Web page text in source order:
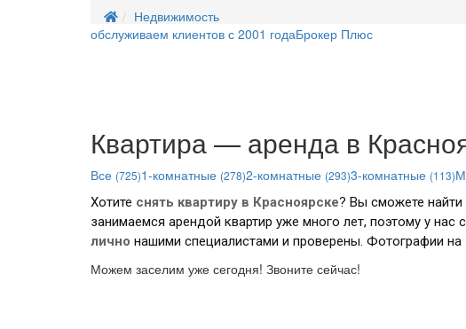
Недвижимость
обслуживаем клиентов с 2001 годаБрокер Плюс
Квартира — аренда в
Все (725)1-комнатные (278)2-комнатные (293)3-комнатные (113)
Хотите снять квартиру в Красноярске? Вы сможете
занимаемся арендой квартир уже много лет, поэтому у
лично нашими специалистами и проверены. Фотографии на
Можем заселим уже сегодня! Звоните сейчас!